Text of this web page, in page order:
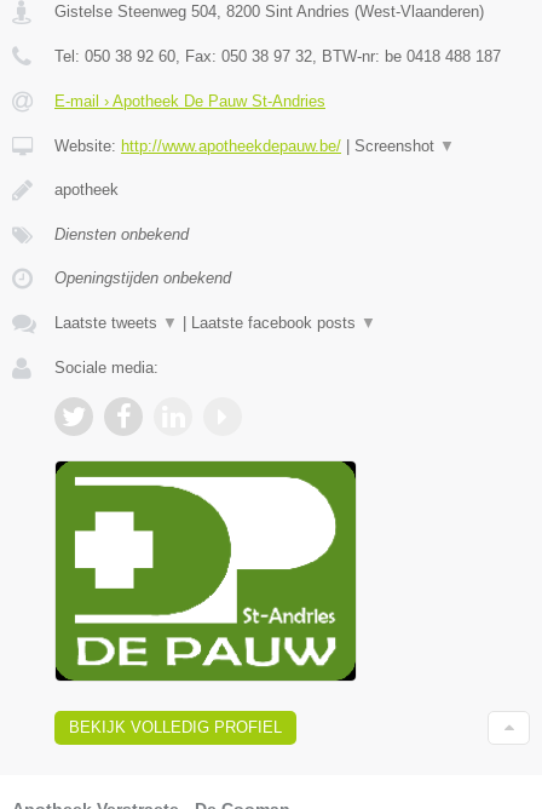
Gistelse Steenweg 504 8200 Sint Andries (West-Vlaanderen)
Tel: 050 38 92 60 , Fax: 050 38 97 32 , BTW-nr: be 0418 488 187
E-mail › Apotheek De Pauw St-Andries
Website: http://www.apotheekdepauw.be/ | Screenshot ▼
apotheek
Diensten onbekend
Openingstijden onbekend
Laatste tweets ▼ | Laatste facebook posts ▼
Sociale media:
BEKIJK VOLLEDIG PROFIEL